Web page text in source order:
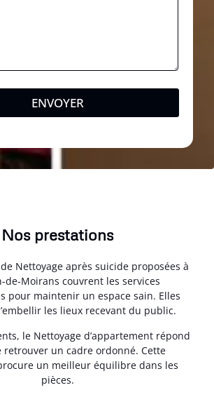
ENVOYER
Nos prestations
Nettoyage après suicide proposées à
de-Moirans couvrent les services
pour maintenir un espace sain. Elles
les lieux recevant du public.
le Nettoyage d’appartement répond
retrouver un cadre ordonné. Cette
un meilleur équilibre dans les
pièces.